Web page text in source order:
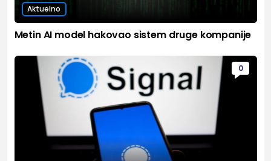
Aktuelno
Metin AI model hakovao sistem druge kompanije
0